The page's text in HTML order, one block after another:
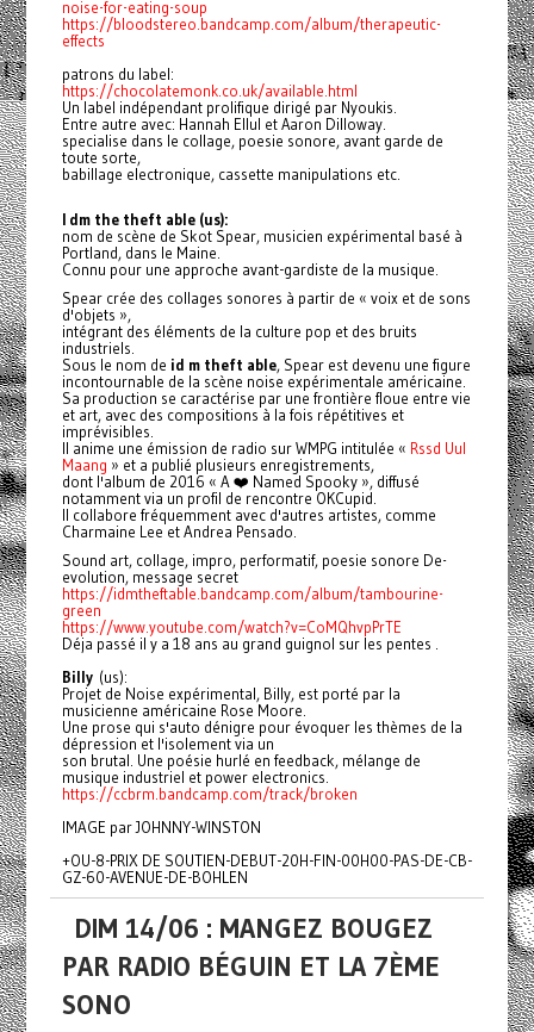
noise-for-eating-soup
https://bloodstereo.bandcamp.com/album/therapeutic-
effects
patrons du label:
https://chocolatemonk.co.uk/available.html
Un label indépendant prolifique dirigé par Nyoukis.
Entre autre avec: Hannah Ellul et Aaron Dilloway.
specialise dans le collage, poesie sonore, avant garde de
toute sorte,
babillage electronique, cassette manipulations etc.
I dm the theft able (us):
nom de scène de Skot Spear, musicien expérimental basé à
Portland, dans le Maine.
Connu pour une approche avant-gardiste de la musique.
Spear crée des collages sonores à partir de « voix et de sons
d'objets »,
intégrant des éléments de la culture pop et des bruits
industriels.
Sous le nom de id m theft able, Spear est devenu une figure
incontournable de la scène noise expérimentale américaine.
Sa production se caractérise par une frontière floue entre vie
et art, avec des compositions à la fois répétitives et
imprévisibles.
Il anime une émission de radio sur WMPG intitulée « Rssd Uul
Maang » et a publié plusieurs enregistrements,
dont l'album de 2016 « A ❤️ Named Spooky », diffusé
notamment via un profil de rencontre OKCupid.
Il collabore fréquemment avec d'autres artistes, comme
Charmaine Lee et Andrea Pensado.
Sound art, collage, impro, performatif, poesie sonore De-
evolution, message secret
https://idmtheftable.bandcamp.com/album/tambourine-
green
https://www.youtube.com/watch?v=CoMQhvpPrTE
Déja passé il y a 18 ans au grand guignol sur les pentes .
Billy(us):
Projet de Noise expérimental, Billy, est porté par la
musicienne américaine Rose Moore.
Une prose qui s'auto dénigre pour évoquer les thèmes de la
dépression et l'isolement via un
son brutal. Une poésie hurlé en feedback, mélange de
musique industriel et power electronics.
https://ccbrm.bandcamp.com/track/broken
IMAGE par JOHNNY-WINSTON
+OU-8-PRIX DE SOUTIEN-DEBUT-20H-FIN-00H00-PAS-DE-CB-
GZ-60-AVENUE-DE-BOHLEN
DIM 14/06 : MANGEZ BOUGEZ
PAR RADIO BÉGUIN ET LA 7ÈME
SONO